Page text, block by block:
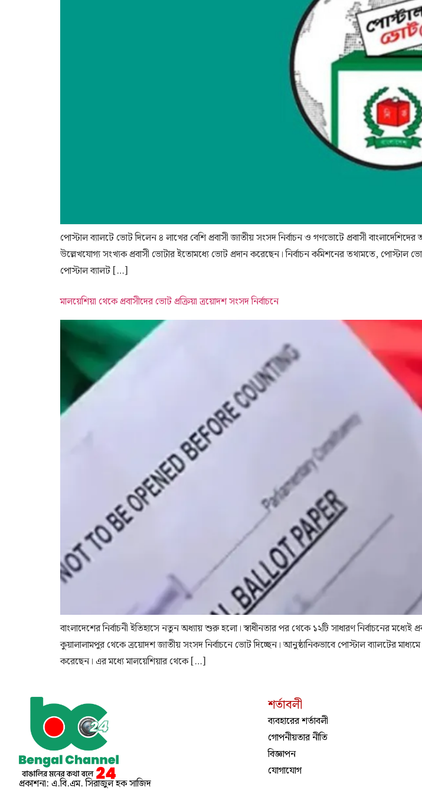
পোস্টাল ব্যালটে ভোট দিলেন ৪ লাখের বেশি প্রবাসী জাতীয় সংসদ নির্বাচন ও গণভোটে প্রবাসী
উল্লেখযোগ্য সংখ্যক প্রবাসী ভোটার ইতোমধ্যে ভোট প্রদান করেছেন। নির্বাচন কমিশনের তথ্যমতে, পোস্টাল
পোস্টাল ব্যালট […]
মালয়েশিয়া থেকে প্রবাসীদের ভোট প্রক্রিয়া ত্রয়োদশ সংসদ নির্বাচনে
বাংলাদেশের নির্বাচনী ইতিহাসে নতুন অধ্যায় শুরু হলো। স্বাধীনতার পর থেকে ১২টি সাধারণ নির্বাচনের মধ্যেই
কুয়ালালামপুর থেকে ত্রয়োদশ জাতীয় সংসদ নির্বাচনে ভোট দিচ্ছেন। আনুষ্ঠানিকভাবে পোস্টাল ব্যালটের
করেছেন। এর মধ্যে মালয়েশিয়ার থেকে […]
প্রকাশনা: এ.বি.এম. সিরাজুল হক সাজিদ
শর্তাবলী
ব্যবহারের শর্তাবলী
গোপনীয়তার নীতি
বিজ্ঞাপন
যোগাযোগ